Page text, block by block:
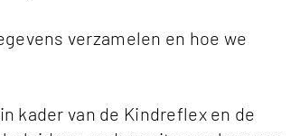
verzamelen en hoe we
kader van de Kindreflex en de